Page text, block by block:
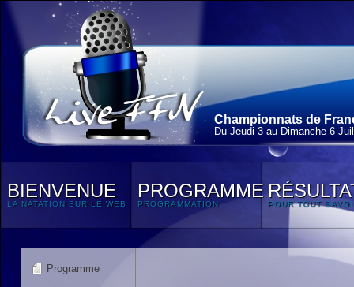
Championnats de
Du Jeudi 3 au Dimanche 6
BIENVENUE
LA NATATION SUR LE WEB
PROGRAMME
PROGRAMMATION POUR TOUT
Programme